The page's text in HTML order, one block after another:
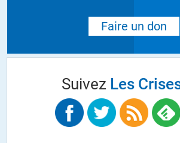
Faire un don
Suivez Les